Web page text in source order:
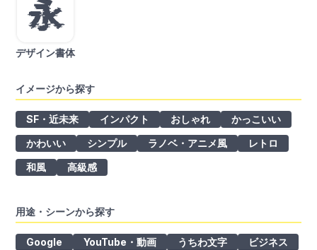
デザイン書体
イメージから探す
SF・近未来 インパクト おしゃれ
かっこいい
かわいい
シンプル ラノベ・アニメ風
レトロ
和風
高級感
用途・シーンから探す
Google YouTube・動画 うちわ文字
ビジネス